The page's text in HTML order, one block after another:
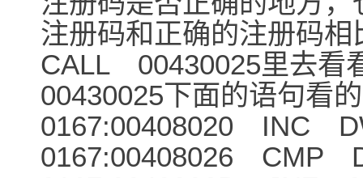
注册码和正确的注册码
CALL 00430025里去
00430025下面的语句看
0167:00408020 INC
0167:00408026 CMP